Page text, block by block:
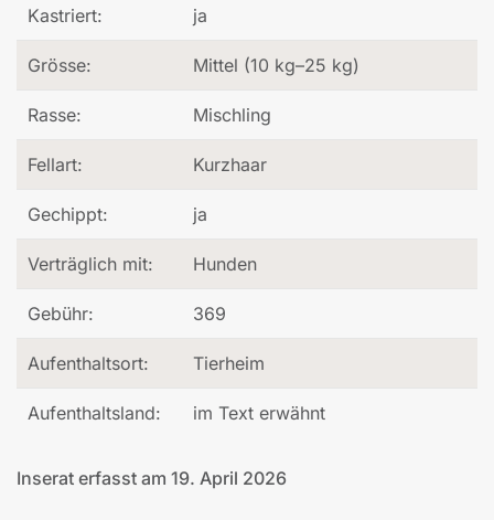
Kastriert: ja
Grösse: Mittel (10 kg–25 kg)
Rasse: Mischling
Fellart: Kurzhaar
Gechippt: ja
Verträglich mit: Hunden
Gebühr: 369
Aufenthaltsort: Tierheim
Aufenthaltsland: im Text erwähnt
Inserat erfasst am 19. April 2026